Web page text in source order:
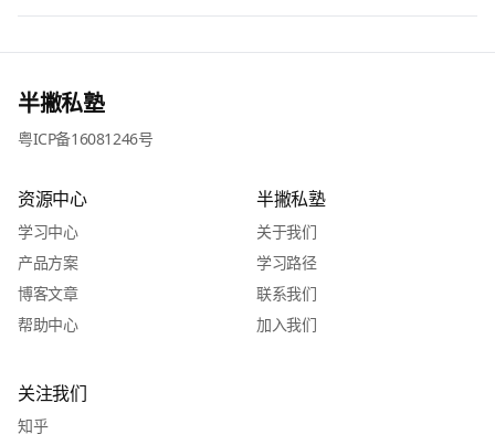
半撇私塾
粤ICP备16081246号
资源中心
学习中心
产品方案
博客文章
帮助中心
半撇私塾
关于我们
学习路径
联系我们
加入我们
关注我们
知乎